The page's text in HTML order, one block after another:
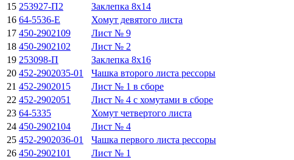
15 253927-П2 Заклепка 8х14
16 64-5536-E Хомут девятого листа
17 450-2902109 Лист № 9
18 450-2902102 Лист № 2
19 253098-П Заклепка 8x16
20 452-2902035-01 Чашка второго листа рессоры
21 452-2902015 Лист № 1 в сборе
22 452-2902051 Лист № 4 с хомутами в сборе
23 64-5335 Хомут четвертого листа
24 450-2902104 Лист № 4
25 452-2902036-01 Чашка первого листа рессоры
26 450-2902101 Лист № 1